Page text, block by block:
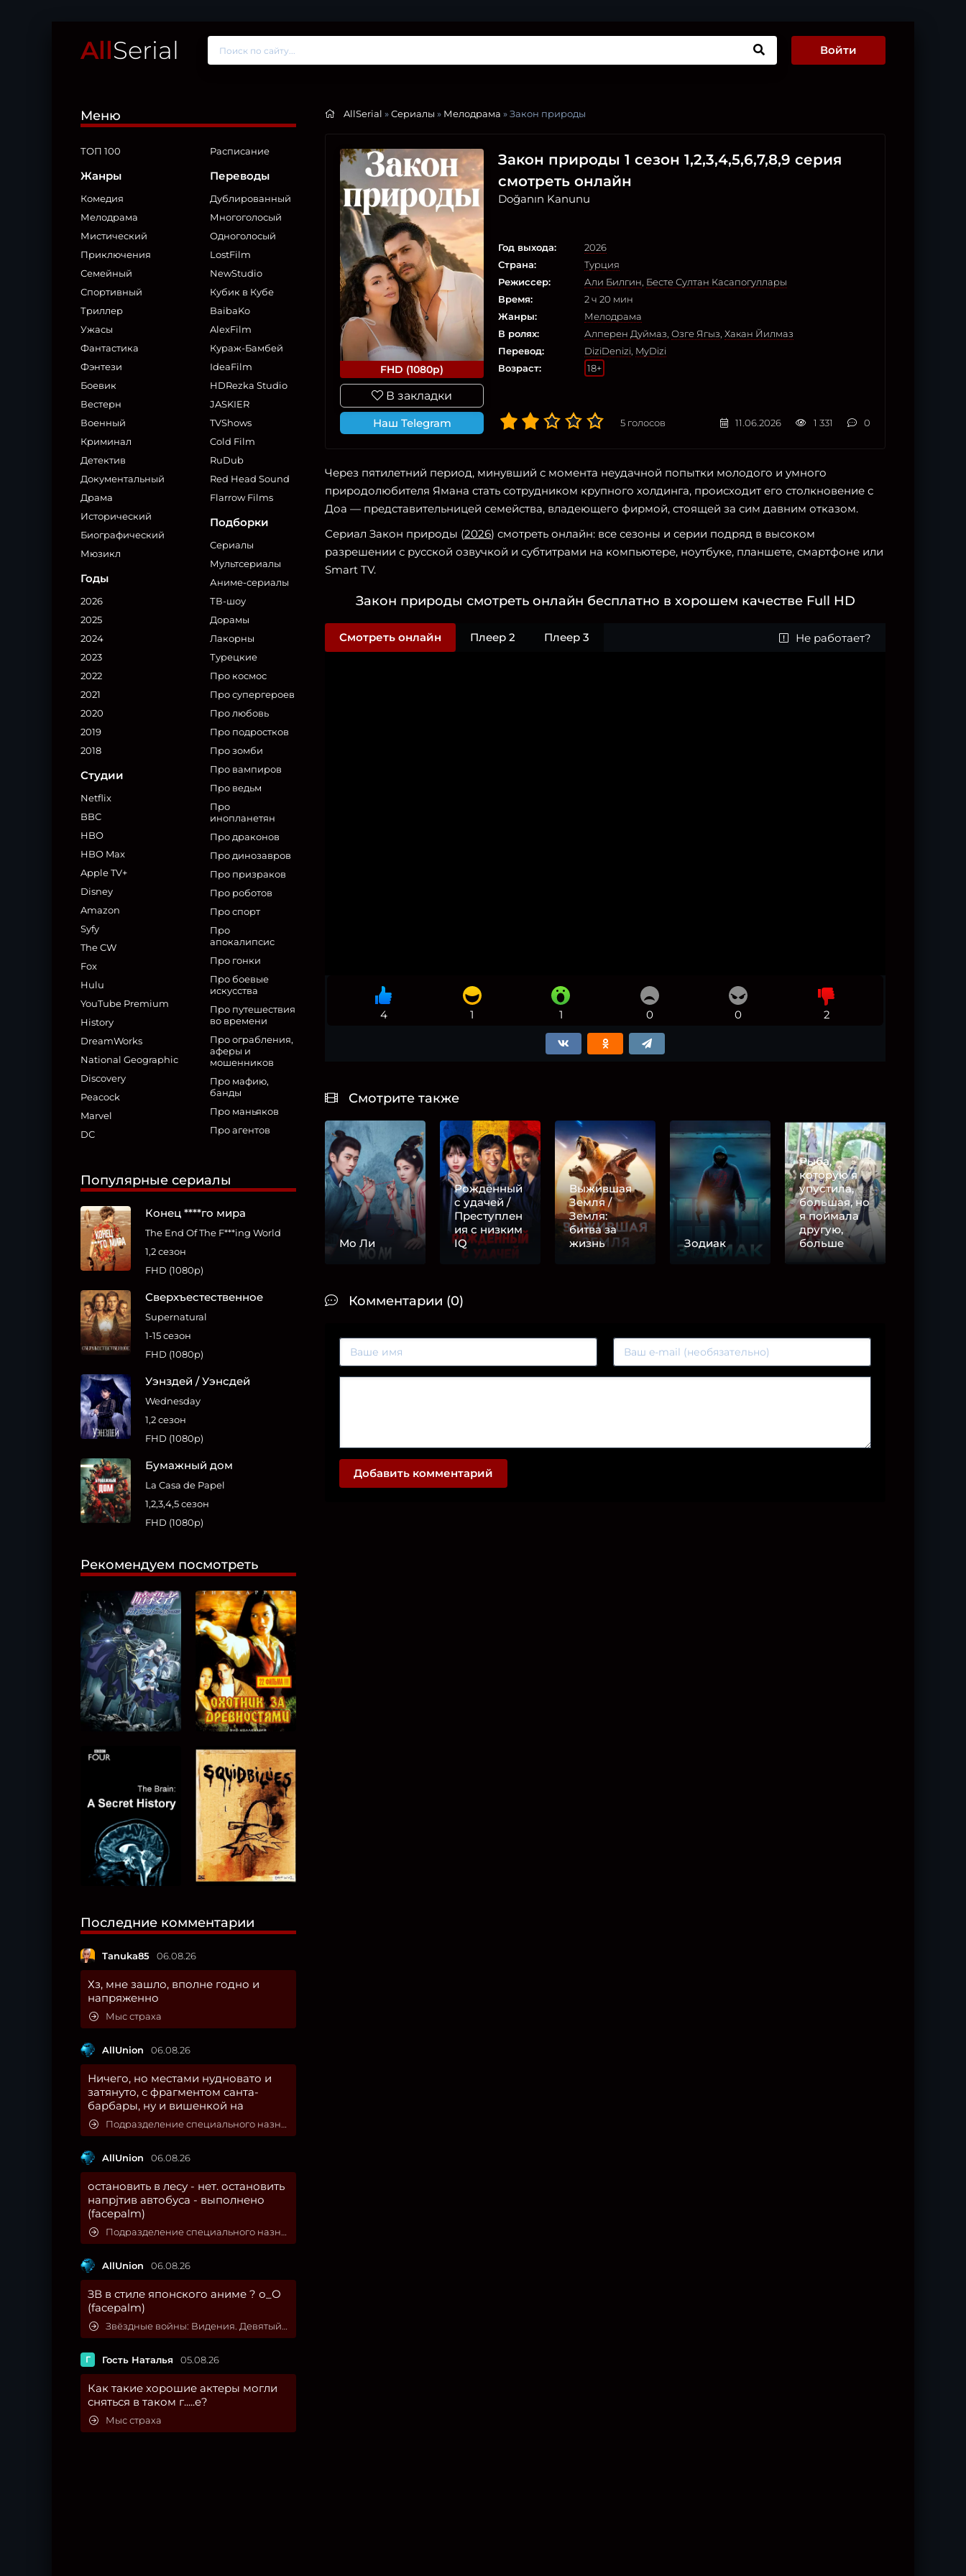
AllSerial Войти
Меню
ТОП 100
Жанры
Комедия
Мелодрама
Мистический
Приключения
Семейный
Спортивный
Триллер
Ужасы
Фантастика
Фэнтези
Боевик
Вестерн
Военный
Криминал
Детектив
Документальный
Драма
Исторический
Биографический
Мюзикл
Годы
2026
2025
2024
2023
2022
2021
2020
2019
2018
Студии
Netflix
BBC
HBO
HBO Max
Apple TV+
Disney
Amazon
Syfy
The CW
Fox
Hulu
YouTube Premium
History
DreamWorks
National Geographic
Discovery
Peacock
Marvel
DC
Расписание
Переводы
Дублированный
Многоголосый
Одноголосый
LostFilm
NewStudio
Кубик в Кубе
BaibaKo
AlexFilm
Кураж-Бамбей
IdeaFilm
HDRezka Studio
JASKIER
TVShows
Cold Film
RuDub
Red Head Sound
Flarrow Films
Подборки
Сериалы
Мультсериалы
Аниме-сериалы
ТВ-шоу
Дорамы
Лакорны
Турецкие
Про космос
Про супергероев
Про любовь
Про подростков
Про зомби
Про вампиров
Про ведьм
Про
инопланетян
Про драконов
Про динозавров
Про призраков
Про роботов
Про спорт
Про
апокалипсис
Про гонки
Про боевые
искусства
Про путешествия
во времени
Про ограбления,
аферы и
мошенников
Про мафию,
банды
Про маньяков
Про агентов
Популярные сериалы
Конец ****го мира
The End Of The F***ing World
1,2 сезон
FHD (1080p)
Сверхъестественное
Supernatural
1-15 сезон
FHD (1080p)
Уэнздей / Уэнсдей
Wednesday
1,2 сезон
FHD (1080p)
Бумажный дом
La Casa de Papel
1,2,3,4,5 сезон
FHD (1080p)
Рекомендуем посмотреть
Последние комментарии
Tanuka85 06.08.26
Хз, мне зашло, вполне годно и
напряженно
Мыс страха
AllUnion 06.08.26
Ничего, но местами нудновато и
затянуто, с фрагментом санта-
барбары, ну и вишенкой на
Подразделение специального назначения
AllUnion 06.08.26
остановить в лесу - нет. остановить
напрjтив автобуса - выполнено
(facepalm)
Подразделение специального назначения
AllUnion 06.08.26
ЗВ в стиле японского аниме ? о_О
(facepalm)
Звёздные войны: Видения. Девятый джедай
Г Гость Наталья 05.08.26
Как такие хорошие актеры могли
сняться в таком г.....е?
Мыс страха
AllSerial »Сериалы » Мелодрама » Закон природы
FHD (1080p)
В закладки
Наш Telegram
Закон природы 1 сезон 1,2,3,4,5,6,7,8,9 серия
смотреть онлайн
Doğanın Kanunu
Год выхода:
2026
Страна:
Турция
Режиссер:
Али Билгин Бесте Султан Касапогуллары
Время:
2 ч 20 мин
Жанры:
Мелодрама
В ролях:
Алперен Дуймаз Озге Ягыз Хакан Йилмаз
Перевод:
DiziDenizi MyDizi
Возраст:
18+
5 голосов 11.06.2026 1 331 0
Через пятилетний период, минувший с момента неудачной попытки молодого и умного
природолюбителя Ямана стать сотрудником крупного холдинга, происходит его столкновение с
Доа — представительницей семейства, владеющего фирмой, стоящей за сим давним отказом.
Сериал Закон природы (2026) смотреть онлайн: все сезоны и серии подряд в высоком
разрешении с русской озвучкой и субтитрами на компьютере, ноутбуке, планшете, смартфоне или
Smart TV.
Закон природы смотреть онлайн бесплатно в хорошем качестве Full HD
Смотреть онлайн Плеер 2 Плеер 3 Не работает?
4 1 1 0 0 2
Смотрите также
Мо Ли
Рождённый
с удачей /
Преступлен
ия с низким
IQ
Выжившая
Земля /
Земля:
битва за
жизнь
Зодиак
Рыба,
которую я
упустила,
большая, но
я поймала
другую,
больше
Комментарии (0)
Добавить комментарий